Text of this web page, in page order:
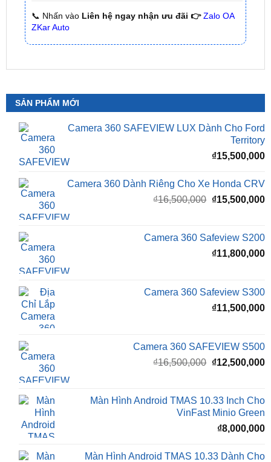
📞 Nhấn vàoLiên hệ ngay nhận ưu đãi 👉 Zalo OA
ZKar Auto
SẢN PHẨM MỚI
Camera 360 SAFEVIEW LUX Dành Cho Ford
Territory
₫15,500,000
Camera 360 Dành Riêng Cho Xe Honda CRV
₫16,500,000 Giá
₫16,500,000.
₫15,500,000
Camera 360 Safeview S200
₫11,800,000
Camera 360 Safeview S300
₫11,500,000
Camera 360 SAFEVIEW S500
₫16,500,000 Giá
₫16,500,000.
₫12,500,000
Màn Hình Android TMAS 10.33 Inch Cho
VinFast Minio Green
₫8,000,000
Màn Hình Android TMAS 10.33 Dành Cho